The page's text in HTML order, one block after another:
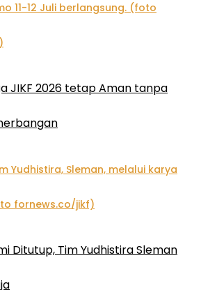
JIKF 2026 tetap Aman tanpa
Ditutup, Tim Yudhistira Sleman